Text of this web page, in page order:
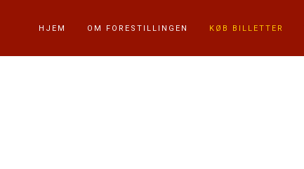
HJEM OM FORESTILLINGEN KØB BILLETTER